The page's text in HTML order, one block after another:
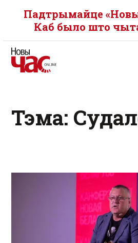
Падтрымайце
Каб было што
Тэма: